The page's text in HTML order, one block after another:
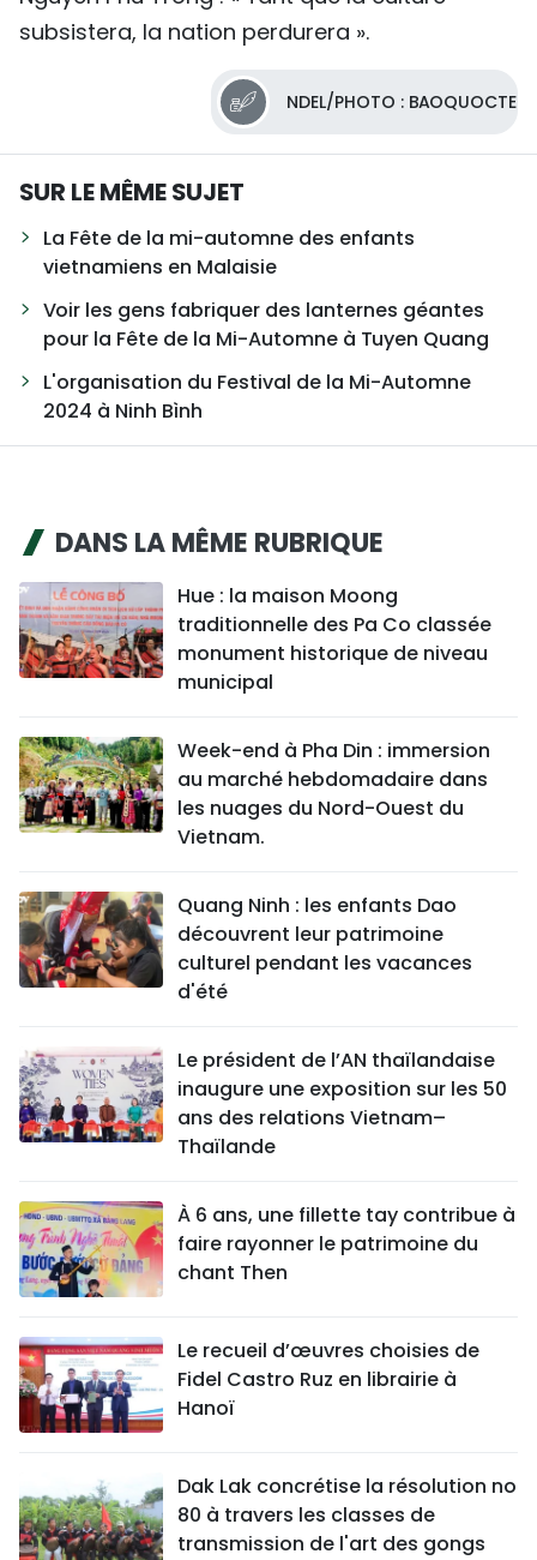
subsistera, la nation perdurera ».
NDEL/PHOTO : BAOQUOCTE
SUR LE MÊME SUJET
La Fête de la mi-automne des enfants
vietnamiens en Malaisie
Voir les gens fabriquer des lanternes géantes
pour la Fête de la Mi-Automne à Tuyen Quang
L'organisation du Festival de la Mi-Automne
2024 à Ninh Bình
DANS LA MÊME RUBRIQUE
Hue : la maison Moong
traditionnelle des Pa Co classée
monument historique de niveau
municipal
Week-end à Pha Din : immersion
au marché hebdomadaire dans
les nuages du Nord-Ouest du
Vietnam.
Quang Ninh : les enfants Dao
découvrent leur patrimoine
culturel pendant les vacances
d'été
Le président de l’AN thaïlandaise
inaugure une exposition sur les 50
ans des relations Vietnam–
Thaïlande
À 6 ans, une fillette tay contribue à
faire rayonner le patrimoine du
chant Then
Le recueil d’œuvres choisies de
Fidel Castro Ruz en librairie à
Hanoï
Dak Lak concrétise la résolution no
80 à travers les classes de
transmission de l'art des gongs